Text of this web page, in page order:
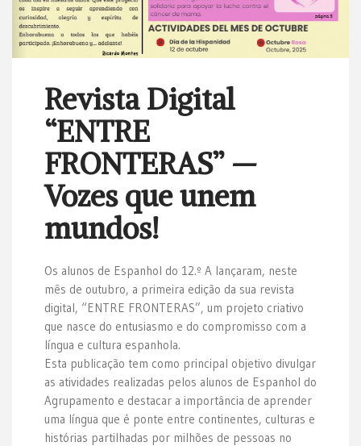
Revista Digital
“ENTRE
FRONTERAS” —
Vozes que unem
mundos!
Os alunos de Espanhol do 12.º A lançaram, neste
mês de outubro, a primeira edição da sua revista
digital, “ENTRE FRONTERAS”, um projeto criativo
que nasce do entusiasmo e do compromisso com a
língua e cultura espanhola.
Esta publicação tem como principal objetivo divulgar
as atividades realizadas pelos alunos de Espanhol do
Agrupamento e destacar a importância de aprender
uma língua que é ponte entre continentes, culturas e
histórias partilhadas por milhões de pessoas no